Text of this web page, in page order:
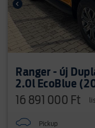
Ranger - új
2.0l EcoBlue
16 891 000 Ft
Pickup